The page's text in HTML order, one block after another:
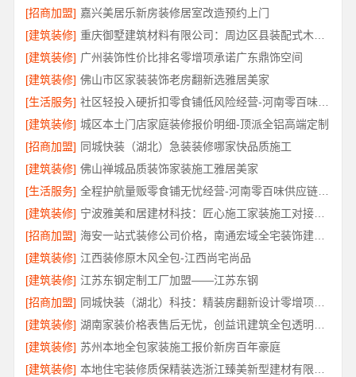
[招商加盟] 嘉兴美居乐新房装修居室改造预约上门
[建筑装修]
[建筑装修] 广州装饰性价比排名零增项承诺广东鼎饰空间
[建筑装修] 佛山市区家装装饰老房翻新选雅居美家
[生活服务]
社区轻投入硬折扣零食铺低风险经营-河南零百味供应链有限公司
[建筑装修] 城区本土门店家庭装修报价明细-顶派全铝高端定制
[招商加盟] 同城快装（湖北）急装装修哪家快品质施工
[建筑装修] 佛山禅城品质装饰家装施工雅居美家
[生活服务]
全程护航量贩零食铺无忧经营-河南零百味供应链有限公司
[建筑装修]
宁波雅美和居建材科技：匠心施工家装施工对接渠道
[招商加盟]
海安一站式装修公司价格，南通宏域全宅装饰建材有限公司
[建筑装修] 江西装修原木风全包-江西尚宅尚品
[建筑装修] 江苏东钢定制工厂加盟——江苏东钢
[招商加盟]
同城快装（湖北）科技：精装房翻新设计零增项更安心
[建筑装修]
[建筑装修] 苏州本地全包家装施工报价新房百年豪庭
[建筑装修]